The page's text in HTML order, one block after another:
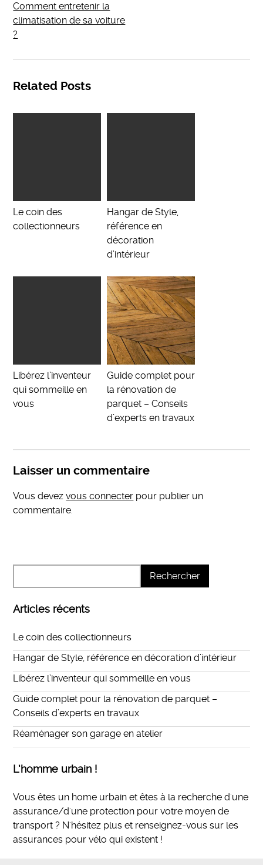
Comment entretenir la
climatisation de sa voiture
?
Related Posts
Le coin des
collectionneurs
Hangar de Style,
référence en
décoration
d’intérieur
Libérez l’inventeur
qui sommeille en
vous
Guide complet pour
la rénovation de
parquet – Conseils
d’experts en travaux
Laisser un commentaire
Vous devezvous connecter pour publier un
commentaire.
Articles récents
Le coin des collectionneurs
Hangar de Style, référence en décoration d’intérieur
Libérez l’inventeur qui sommeille en vous
Guide complet pour la rénovation de parquet –
Conseils d’experts en travaux
Réaménager son garage en atelier
L’homme urbain !
Vous êtes un home urbain et êtes à la recherche d'une
assurance/d'une protection pour votre moyen de
transport ? N'hésitez plus et renseignez-vous sur les
assurances pour vélo qui existent !